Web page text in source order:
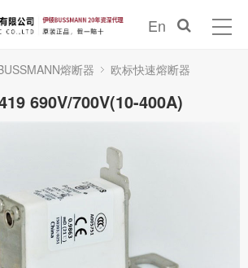
En
熔断器 欧标快速熔断器
690V/700V(10-400A)